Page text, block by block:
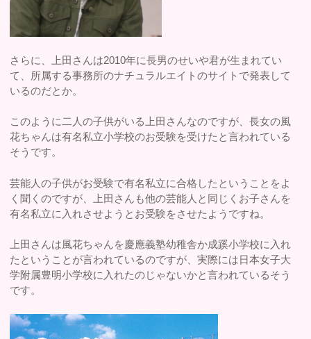
さらに、上田さんは2010年に長男のせいや君が生まれてい
て、所属する事務所のナチュラルエイトのサイトで発表して
いるのだとか。
このように二人の子供がいる上田さんなのですが、長女の風
花ちゃんは有名私立小学校のお受験を受けたと言われている
そうです。
芸能人の子供がお受験で有名私立に合格したということをよ
く聞くのですが、上田さんも他の芸能人と同じくお子さんを
有名私立に入れさせようとお受験をさせたようですね。
上田さんは風花ちゃんを慶應義塾幼稚舎か成蹊小学校に入れ
たということが言われているのですが、実際には日本女子大
学附属豊明小学校に入れたのじゃないかと言われているそう
です。